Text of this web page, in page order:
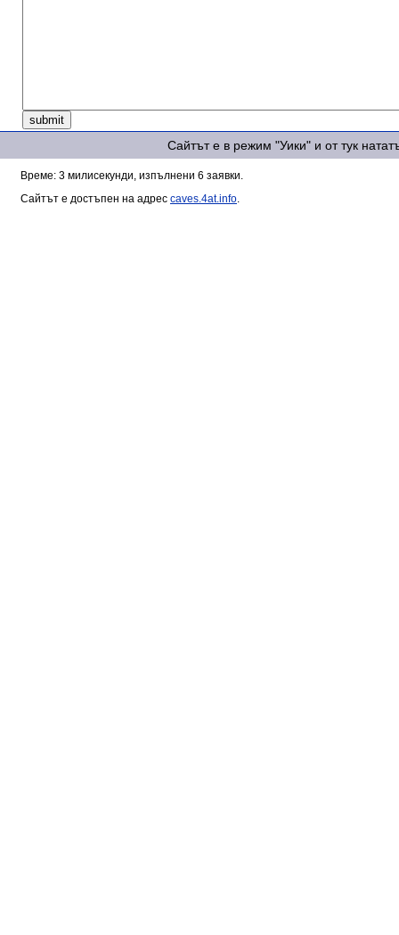
Сайтът е в режим "Уики" и от тук
Време: 3 милисекунди, изпълнени 6 заявки.
Сайтът е достъпен на адрес caves.4at.info.